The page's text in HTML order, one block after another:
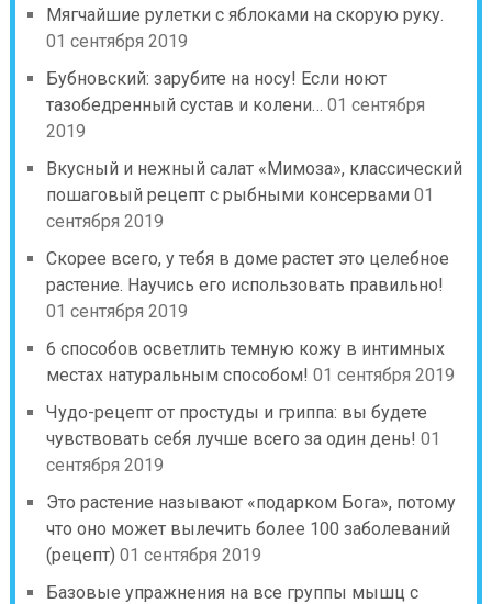
Мягчайшие рулетки с яблоками на скорую руку.
01 сентября 2019
Бубновский: зарубите на носу! Если ноют
тазобедренный сустав и колени… 01 сентября
2019
Вкусный и нежный салат «Мимоза», классический
пошаговый рецепт с рыбными консервами 01
сентября 2019
Скорее всего, у тебя в доме растет это целебное
растение. Научись его использовать правильно!
01 сентября 2019
6 способов осветлить темную кожу в интимных
местах натуральным способом! 01 сентября 2019
Чудо-рецепт от простуды и гриппа: вы будете
чувствовать себя лучше всего за один день! 01
сентября 2019
Это растение называют «подарком Бога», потому
что оно может вылечить более 100 заболеваний
(рецепт) 01 сентября 2019
Базовые упражнения на все группы мышц с